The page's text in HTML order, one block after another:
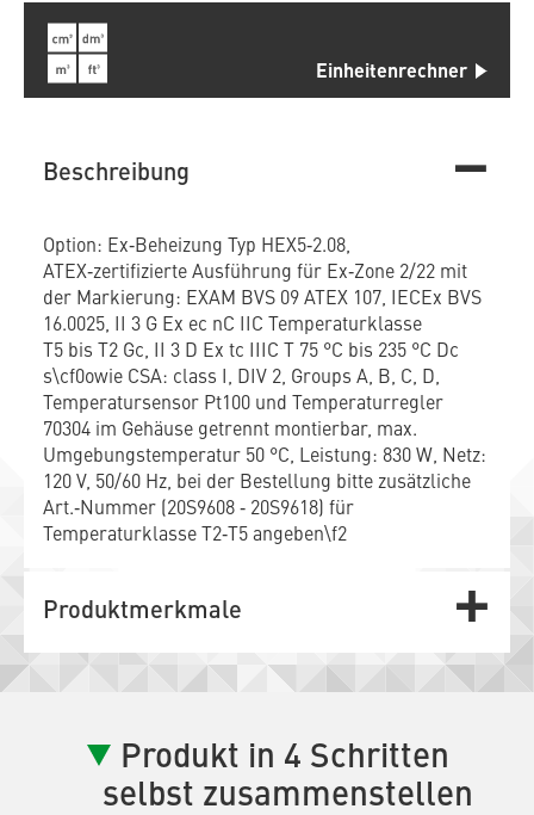
Einheitenrechner
Beschreibung
Option: Ex‑Beheizung Typ HEX5‑2.08,
ATEX‑zertifizierte Ausführung für Ex‑Zone 2/22 mit
der Markierung: EXAM BVS 09 ATEX 107, IECEx BVS
16.0025, II 3 G Ex ec nC IIC Temperaturklasse
T5 bis T2 Gc, II 3 D Ex tc IIIC T 75 °C bis 235 °C Dc
s\cf0owie CSA: class I, DIV 2, Groups A, B, C, D,
Temperatursensor Pt100 und Temperaturregler
70304 im Gehäuse getrennt montierbar, max.
Umgebungstemperatur 50 °C, Leistung: 830 W, Netz:
120 V, 50/60 Hz, bei der Bestellung bitte zusätzliche
Art.‑Nummer (20S9608 ‑ 20S9618) für
Temperaturklasse T2‑T5 angeben\f2
Produktmerkmale
Produkt in 4 Schritten
selbst zusammenstellen